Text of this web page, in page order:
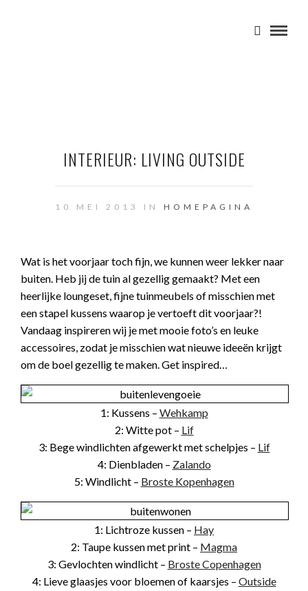
INTERIEUR: LIVING OUTSIDE
10 MEI 2013 IN HOMEPAGINA
Wat is het voorjaar toch fijn, we kunnen weer lekker naar
buiten. Heb jij de tuin al gezellig gemaakt? Met een
heerlijke loungeset, fijne tuinmeubels of misschien met
een stapel kussens waarop je vertoeft dit voorjaar?!
Vandaag inspireren wij je met mooie foto’s en leuke
accessoires, zodat je misschien wat nieuwe ideeën krijgt
om de boel gezellig te maken. Get inspired…
1: Kussens – Wehkamp
2: Witte pot – Lif
3: Bege windlichten afgewerkt met schelpjes – Lif
4: Dienbladen – Zalando
5: Windlicht – Broste Kopenhagen
1: Lichtroze kussen – Hay
2: Taupe kussen met print – Magma
3: Gevlochten windlicht – Broste Copenhagen
4: Lieve glaasjes voor bloemen of kaarsjes – Outside